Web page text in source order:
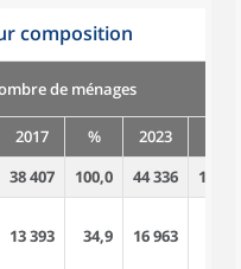
composition
de ménages
2017 % 2023
38 407 100,0 44 336
100,0
13 393 34,9 16 963